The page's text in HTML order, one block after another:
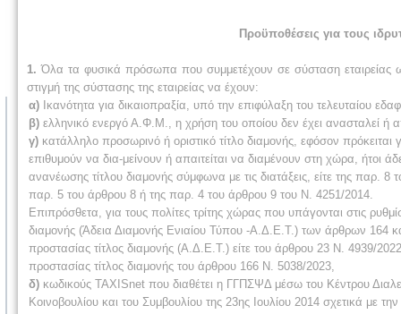
Προϋποθέσεις για τους
1.Όλα τα φυσικά πρόσωπα που συμμετέχουν σε σύσταση εταιρείας
στιγμή της σύστασης της εταιρείας να έχουν:
α) Ικανότητα για δικαιοπραξία, υπό την επιφύλαξη του τελευταίου
β) ελληνικό ενεργό Α.Φ.Μ., η χρήση του οποίου δεν έχει ανασταλεί
γ) κατάλληλο προσωρινό ή οριστικό τίτλο διαμονής, εφόσον
επιθυμούν να δια-μείνουν ή απαιτείται να διαμένουν στη χώρα, ήτοι
ανανέωσης τίτλου διαμονής σύμφωνα με τις διατάξεις, είτε της παρ.
παρ. 5 του άρθρου 8 ή της παρ. 4 του άρθρου 9 του Ν. 4251/2014.
Επιπρόσθετα, για τους πολίτες τρίτης χώρας που υπάγονται στις
διαμονής (Άδεια Διαμονής Ενιαίου Τύπου -Α.Δ.Ε.Τ.) των άρθρων 164
προστασίας τίτλος διαμονής (Α.Δ.Ε.Τ.) είτε του άρθρου 23 Ν. 4939/
προστασίας τίτλος διαμονής του άρθρου 166 Ν. 5038/2023,
δ) κωδικούς TAXISnet που διαθέτει η ΓΓΠΣΨΔ μέσω του Κέντρου
Κοινοβουλίου και του Συμβουλίου της 23ης Ιουλίου 2014 σχετικά με